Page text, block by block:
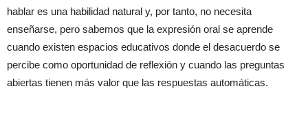
hablar es una habilidad natural y, por tanto, no necesita
enseñarse, pero sabemos que la expresión oral se aprende
cuando existen espacios educativos donde el desacuerdo se
percibe como oportunidad de reflexión y cuando las preguntas
abiertas tienen más valor que las respuestas automáticas.